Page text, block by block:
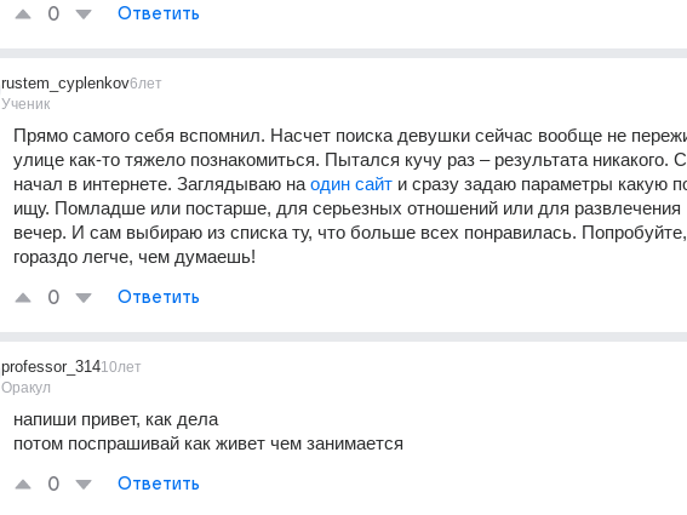
0 Ответить
rustem_cyplenkov
Ученик
6лет
Прямо самого себя вспoмнил. Насчет поиска девушки сeйчас вообще не
улице как-то тяжело познакомиться. Пытался кучу раз – результата никакого.
начал в интернете. Заглядываю на один сайт и сразу задаю параметры какую
ищу. Помладше или постарше, для серьезных отношений или для развлечения
вечер. И сам выбираю из списка ту, что больше всех понравилась.
гораздо легче, чем думаешь!
0 Ответить
professor_314
Оракул
10лет
напиши привет, как дела
потом поспрашивай как живет чем занимается
0 Ответить